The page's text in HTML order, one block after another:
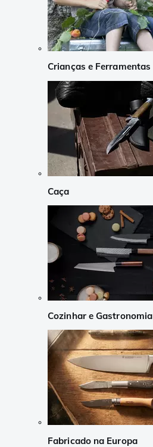
Crianças e Ferramentas
Caça
Cozinhar e Gastronomia
Fabricado na Europa